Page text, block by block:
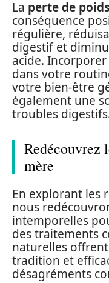
La perte de poids
conséquence
régulière,
digestif et
acide.
dans votre
votre bien-être
également une
troubles
Redécouvrez
mère
En explorant les
nous
intemporelles
des traitements
naturelles
tradition et
désagréments